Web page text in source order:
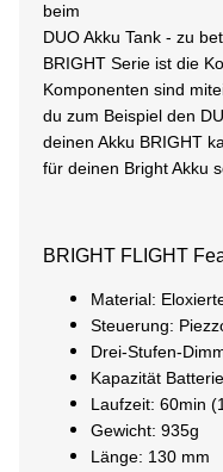
beim
DUO Akku Tank - zu
BRIGHT Serie ist die
Komponenten sind
du zum Beispiel den
deinen Akku BRIGHT
für deinen Bright Akku
BRIGHT FLIGHT
Material:
Steuerung:
Drei-Stufen-
Kapazität
Laufzeit: 60min
Gewicht: 935g
Länge: 130 mm